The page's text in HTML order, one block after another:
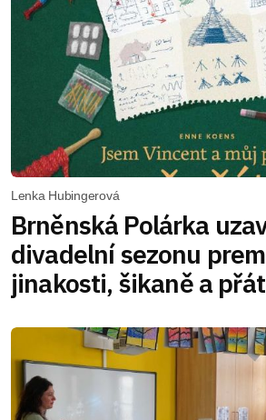
Lenka Hubingerová
Brněnská Polárka
divadelní sezonu
jinakosti, šikaně a